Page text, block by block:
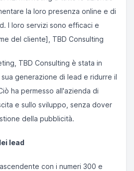
la loro presenza online e di
I loro servizi sono efficaci e
del cliente], TBD Consulting
TBD Consulting è stata in
generazione di lead e ridurre il
ha permesso all'azienda di
e sullo sviluppo, senza dover
della pubblicità.
lead
con i numeri 300 e